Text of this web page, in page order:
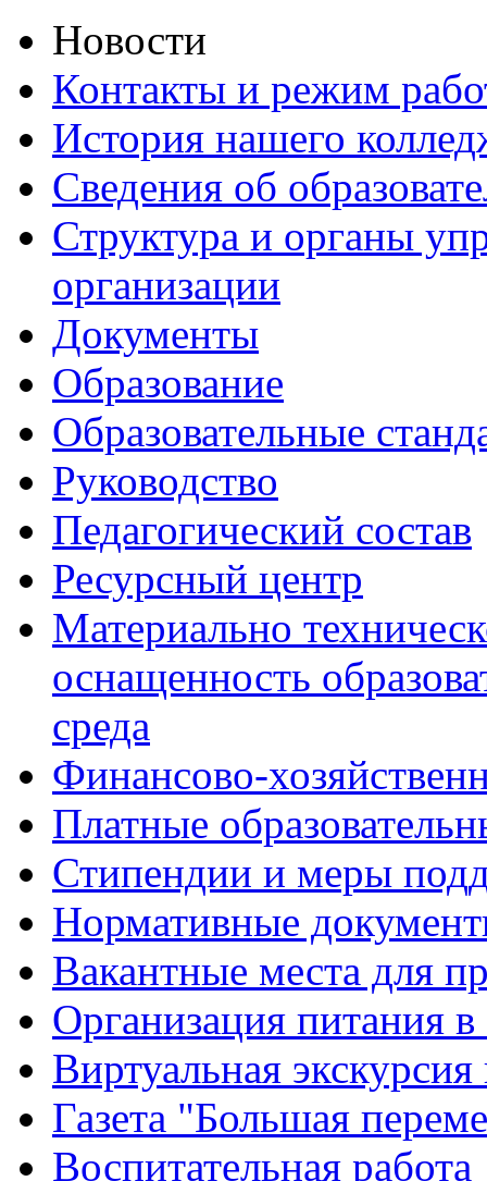
Новости
Контакты и режим
История нашего
Сведения об
Структура и органы
организации
Документы
Образование
Образовательные
Руководство
Педагогический состав
Ресурсный центр
Материально
оснащенность
среда
Финансово-
Платные
Стипендии и меры
Нормативные
Вакантные места для
Организация питания в
Виртуальная
Газета "Большая
Воспитательная работа